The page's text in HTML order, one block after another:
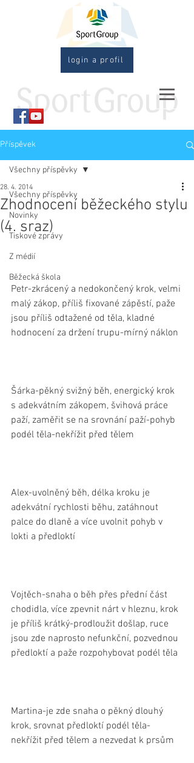
login a profil
Příspěvek
Všechny příspěvky
Novinky
Tiskové zprávy
Z médií
Běžecká škola
Všechny příspěvky
Zhodnocení běžeckého stylu
(4. sraz)
28. 4. 2014
Petr-zkrácený a nedokončený krok, velmi
malý zákop, příliš fixované zápěstí, paže
jsou příliš odtažené od těla, kladné
hodnocení za držení trupu-mírný náklon
Šárka-pěkný svižný běh, energický krok
s adekvátním zákopem, švihová práce
paží, zaměřit se na srovnání paží-pohyb
podél těla-nekřížit před tělem
Alex-uvolněný běh, délka kroku je
adekvátní rychlosti běhu, zatáhnout
palce do dlaně a více uvolnit pohyb v
lokti a předloktí
Vojtěch-snaha o běh přes přední část
chodidla, více zpevnit nárt v hleznu, krok
je příliš krátký-prodloužit došlap, ruce
jsou zde naprosto nefunkční, pozvednou
předloktí a paže rozpohybovat podél těla
Martina-je zde snaha o pěkný dlouhý
krok, srovnat předloktí podél těla-
nekřížit před tělem a nezvedat k prsům